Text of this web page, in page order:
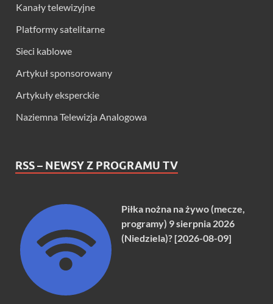
Kanały telewizyjne
Platformy satelitarne
Sieci kablowe
Artykuł sponsorowany
Artykuły eksperckie
Naziemna Telewizja Analogowa
RSS – NEWSY Z PROGRAMU TV
Piłka nożna na żywo (mecze,
programy) 9 sierpnia 2026
(Niedziela)? [2026-08-09]